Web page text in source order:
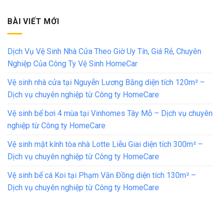
BÀI VIẾT MỚI
Dịch Vụ Vệ Sinh Nhà Cửa Theo Giờ Uy Tín, Giá Rẻ, Chuyên
Nghiệp Của Công Ty Vệ Sinh HomeCar
Vệ sinh nhà cửa tại Nguyễn Lương Bằng diện tích 120m² –
Dịch vụ chuyên nghiệp từ Công ty HomeCare
Vệ sinh bể bơi 4 mùa tại Vinhomes Tây Mỗ – Dịch vụ chuyên
nghiệp từ Công ty HomeCare
Vệ sinh mặt kính tòa nhà Lotte Liễu Giai diện tích 300m² –
Dịch vụ chuyên nghiệp từ Công ty HomeCare
Vệ sinh bể cá Koi tại Phạm Văn Đồng diện tích 130m² –
Dịch vụ chuyên nghiệp từ Công ty HomeCare